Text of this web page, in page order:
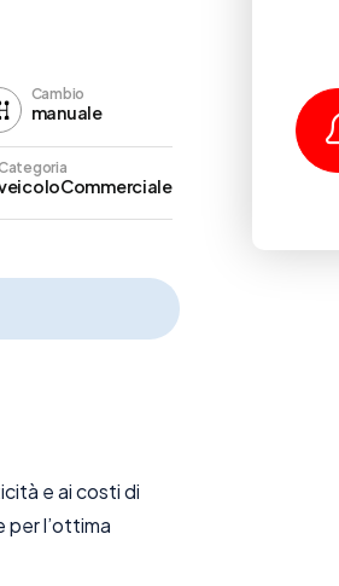
Cambio
manuale
e ai costi di
l’ottima